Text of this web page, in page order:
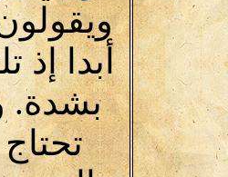
أبدا إذ
بشدة.